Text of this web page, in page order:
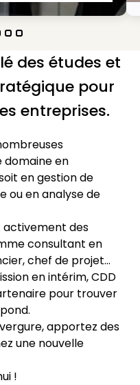
des études et
pour
entreprises.
en
en gestion de
ou en analyse de
activement des
consultant en
chef de projet...
en intérim, CDD
pour trouver
apportez des
une nouvelle
!